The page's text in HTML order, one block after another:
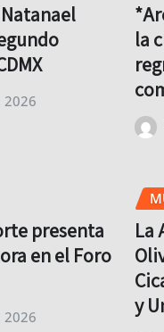
2026
la
presenta
en el Foro
2026
La
y